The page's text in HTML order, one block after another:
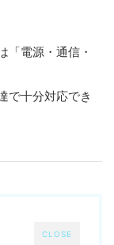
「電源・通信・
で十分対応でき
CLOSE